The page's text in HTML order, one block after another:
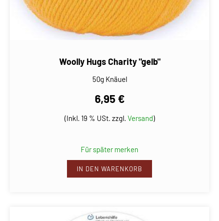
Woolly Hugs Charity "gelb"
50g Knäuel
6,95 €
(Inkl. 19 % USt. zzgl. Versand)
Für später merken
IN DEN WARENKORB